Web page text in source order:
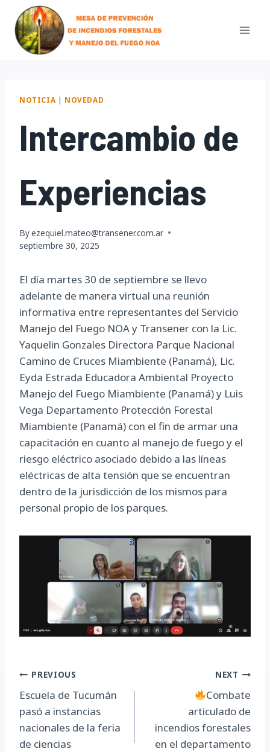
content
NOTICIA | NOVEDAD
Intercambio de
Experiencias
Byezequiel.mateo@transener.com.ar
septiembre 30, 2025
El día martes 30 de septiembre se llevo
adelante de manera virtual una reunión
informativa entre representantes del Servicio
Manejo del Fuego NOA y Transener con la Lic.
Yaquelin Gonzales Directora Parque Nacional
Camino de Cruces Miambiente (Panamá), Lic.
Eyda Estrada Educadora Ambiental Proyecto
Manejo del Fuego Miambiente (Panamá) y Luis
Vega Departamento Protección Forestal
Miambiente (Panamá) con el fin de armar una
capacitación en cuanto al manejo de fuego y el
riesgo eléctrico asociado debido a las líneas
eléctricas de alta tensión que se encuentran
dentro de la jurisdicción de los mismos para
personal propio de los parques.
Navegación
de
entradas
PREVIOUS
Escuela de Tucumán
pasó a instancias
nacionales de la feria
de ciencias
NEXT
Combate
articulado de
incendios forestales
en el departamento